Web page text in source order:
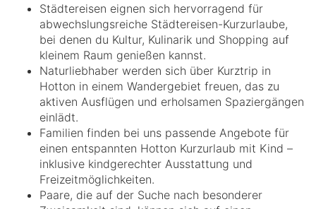
Städtereisen eignen sich hervorragend für
abwechslungsreiche Städtereisen-Kurzurlaube,
bei denen du Kultur, Kulinarik und Shopping auf
kleinem Raum genießen kannst.
Naturliebhaber werden sich über Kurztrip in
Hotton in einem Wandergebiet freuen, das zu
aktiven Ausflügen und erholsamen Spaziergängen
einlädt.
Familien finden bei uns passende Angebote für
einen entspannten Hotton Kurzurlaub mit Kind –
inklusive kindgerechter Ausstattung und
Freizeitmöglichkeiten.
Paare, die auf der Suche nach besonderer